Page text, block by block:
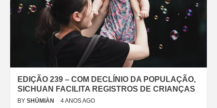
EDIÇÃO 239 – COM DECLÍNIO DA POPULAÇÃO,
SICHUAN FACILITA REGISTROS DE CRIANÇAS
BY SHŪMIÀN 4 ANOS AGO